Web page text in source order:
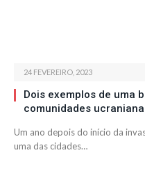
24 FEVEREIRO, 2023
Dois exemplos de uma
comunidades
Um ano depois do início da
uma das cidades…